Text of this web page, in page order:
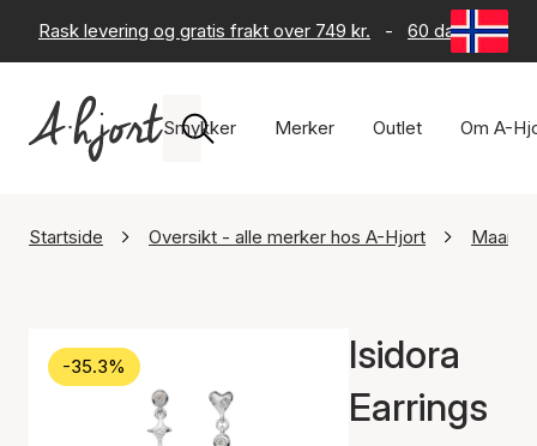
Rask levering og gratis frakt over 749 kr. - 60 dagers
Smykker Merker Outlet Om A-
Startside Oversikt - alle merker hos A-Hjort
-35.3%
Isidora
Earrings